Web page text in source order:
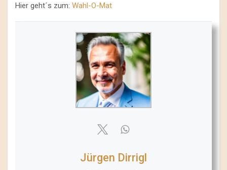
Hier geht´s zum: Wahl-O-Mat
Jürgen Dirrigl